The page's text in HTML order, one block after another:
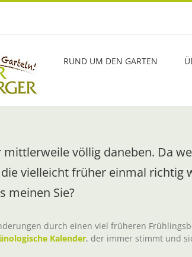
RUND UM DEN GARTEN
völlig daneben. Da
vielleicht früher einmal richtig
meinen Sie?
durch einen viel früheren
Kalender, der immer stimmt und